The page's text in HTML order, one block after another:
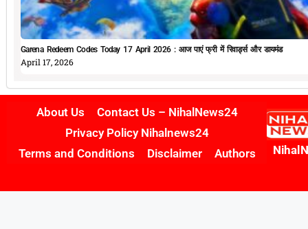
Garena Redeem Codes Today 17 April 2026 : आज पाएं फ्री में रिवार्ड्स और डायमंड
April 17, 2026
About Us
Contact Us – NihalNews24
Privacy Policy Nihalnews24
Terms and Conditions
Disclaimer Authors